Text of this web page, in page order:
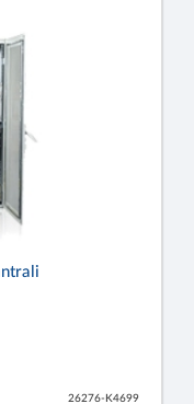
26276-K4699